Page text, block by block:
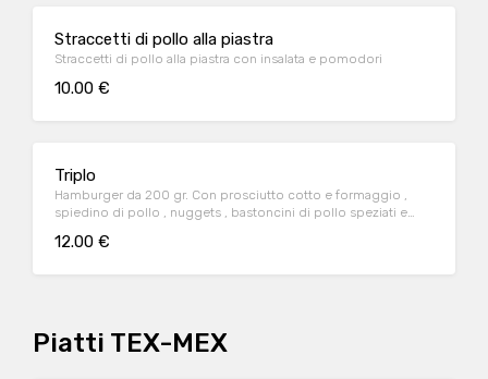
Straccetti di pollo alla piastra
Straccetti di pollo alla piastra con insalata e pomodori
10.00 €
Triplo
Hamburger da 200 gr. Con prosciutto cotto e formaggio ,
spiedino di pollo , nuggets , bastoncini di pollo speziati e
12.00 €
Piatti TEX-MEX